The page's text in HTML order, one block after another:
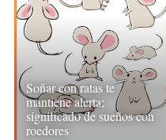
Soñar con ratas te
mantiene alerta;
significado de sueños con
roedores